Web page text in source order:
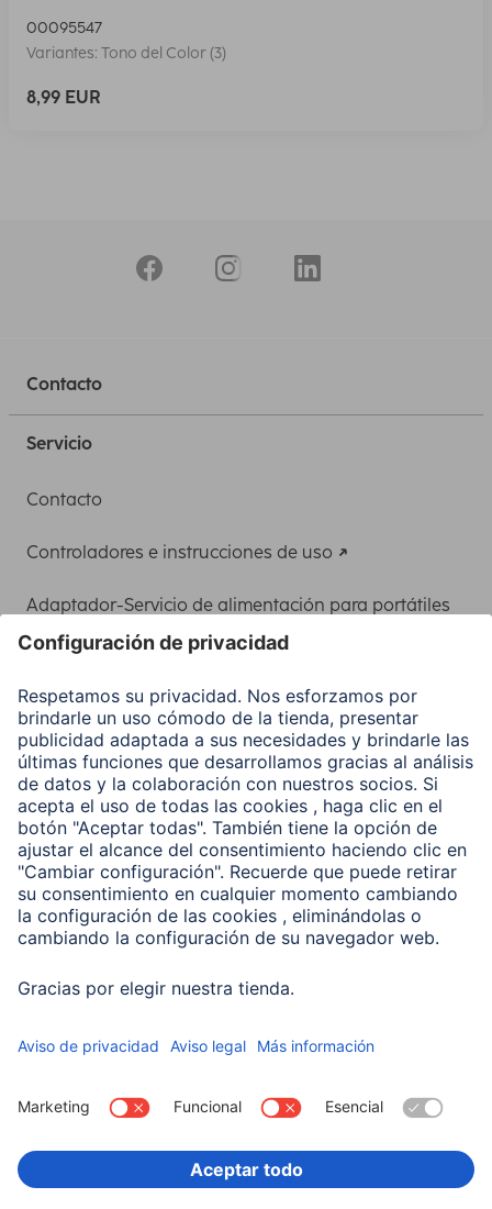
00095547
Variantes: Tono del Color (3)
8,99 EUR
Contacto
Servicio
Contacto
Controladores e instrucciones de uso
Adaptador-Servicio de alimentación para portátiles
Clientes online
Conviértete en distribuidor
Compañía
Historia de la empresa
Hama en todo el Mundo
Sostenibilidad
Business-Portal
Escoger Pais